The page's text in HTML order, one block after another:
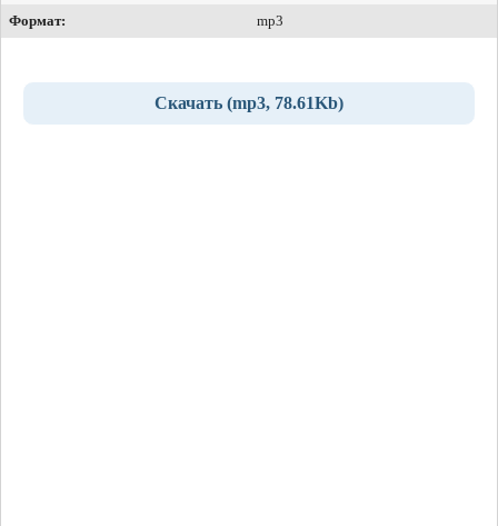
Формат:
mp3
Скачать (mp3, 78.61Kb)